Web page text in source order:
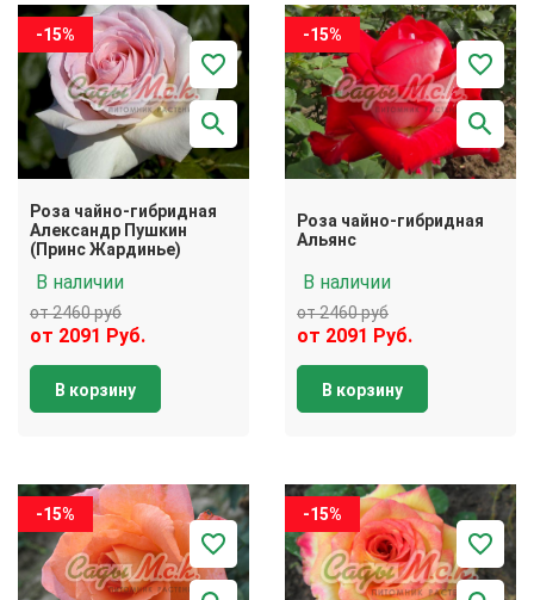
-15%
Роза чайно-гибридная
Александр Пушкин
(Принс Жардинье)
В наличии
от 2460 руб
от 2091 Руб.
В корзину
-15%
Роза чайно-гибридная
Альянс
В наличии
от 2460 руб
от 2091 Руб.
В корзину
-15% -15%